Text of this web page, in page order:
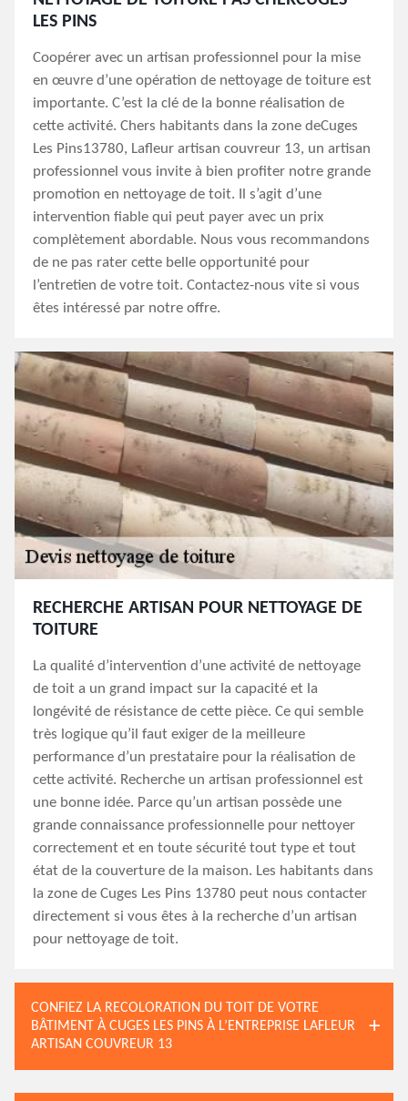
LES PINS
Coopérer avec un artisan professionnel pour la mise
en œuvre d’une opération de nettoyage de toiture est
importante. C’est la clé de la bonne réalisation de
cette activité. Chers habitants dans la zone deCuges
Les Pins13780, Lafleur artisan couvreur 13, un artisan
professionnel vous invite à bien profiter notre grande
promotion en nettoyage de toit. Il s’agit d’une
intervention fiable qui peut payer avec un prix
complètement abordable. Nous vous recommandons
de ne pas rater cette belle opportunité pour
l’entretien de votre toit. Contactez-nous vite si vous
êtes intéressé par notre offre.
RECHERCHE ARTISAN POUR NETTOYAGE DE
TOITURE
La qualité d’intervention d’une activité de nettoyage
de toit a un grand impact sur la capacité et la
longévité de résistance de cette pièce. Ce qui semble
très logique qu’il faut exiger de la meilleure
performance d’un prestataire pour la réalisation de
cette activité. Recherche un artisan professionnel est
une bonne idée. Parce qu’un artisan possède une
grande connaissance professionnelle pour nettoyer
correctement et en toute sécurité tout type et tout
état de la couverture de la maison. Les habitants dans
la zone de Cuges Les Pins 13780 peut nous contacter
directement si vous êtes à la recherche d’un artisan
pour nettoyage de toit.
CONFIEZ LA RECOLORATION DU TOIT DE VOTRE
BÂTIMENT À CUGES LES PINS À L’ENTREPRISE LAFLEUR
ARTISAN COUVREUR 13